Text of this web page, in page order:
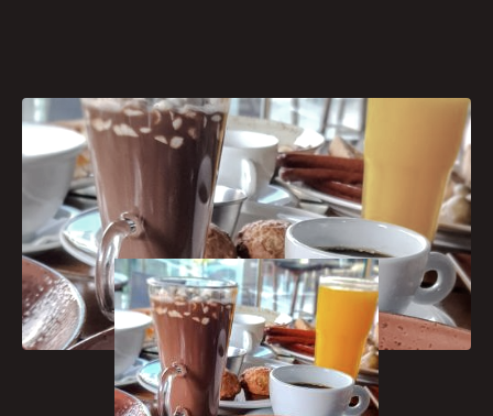
[caption id="attachment_1015"
align="aligncenter" width="240"]